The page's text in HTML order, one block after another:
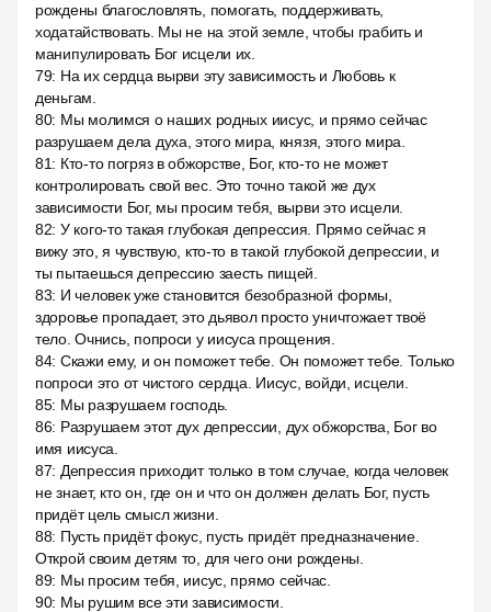
рождены благословлять, помогать, поддерживать,
ходатайствовать. Мы не на этой земле, чтобы грабить и
манипулировать Бог исцели их.
79: На их сердца вырви эту зависимость и Любовь к
деньгам.
80: Мы молимся о наших родных иисус, и прямо сейчас
разрушаем дела духа, этого мира, князя, этого мира.
81: Кто-то погряз в обжорстве, Бог, кто-то не может
контролировать свой вес. Это точно такой же дух
зависимости Бог, мы просим тебя, вырви это исцели.
82: У кого-то такая глубокая депрессия. Прямо сейчас я
вижу это, я чувствую, кто-то в такой глубокой депрессии, и
ты пытаешься депрессию заесть пищей.
83: И человек уже становится безобразной формы,
здоровье пропадает, это дьявол просто уничтожает твоё
тело. Очнись, попроси у иисуса прощения.
84: Скажи ему, и он поможет тебе. Он поможет тебе. Только
попроси это от чистого сердца. Иисус, войди, исцели.
85: Мы разрушаем господь.
86: Разрушаем этот дух депрессии, дух обжорства, Бог во
имя иисуса.
87: Депрессия приходит только в том случае, когда человек
не знает, кто он, где он и что он должен делать Бог, пусть
придёт цель смысл жизни.
88: Пусть придёт фокус, пусть придёт предназначение.
Открой своим детям то, для чего они рождены.
89: Мы просим тебя, иисус, прямо сейчас.
90: Мы рушим все эти зависимости.